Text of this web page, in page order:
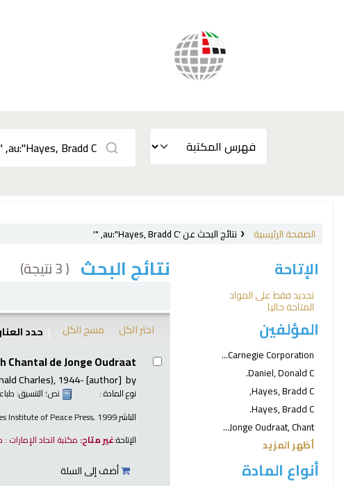
الصفحة الرئيسية نتائج البحث عن 'au:"Hayes, Bradd C, "'
الإتاحة
تحديد فقط على المواد
المتاحة حاليا
المؤلفين
Carnegie Corporation...
Daniel, Donald C.
Hayes, Bradd C,
Hayes, Bradd C.
Jonge Oudraat, Chant...
أظهر المزيد
أنواع المادة
نتائج البحث ( 3 نتيجة)
اختر الكل مسح الكل حدد
نتائج Chantal de Jonge Oudraat.
by
Charles), 1944-[author]
نوع المادة : نص؛ التنسيق:
الناشر:Institute of Peace Press, 1999
الإتاحة:غير متاح: مكتبة اتحاد
أضف إلى السلة